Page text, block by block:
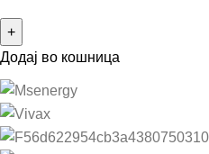
Додај во кошница